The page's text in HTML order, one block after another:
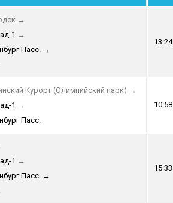
→
1 →
Пасс. →
13:24
Курорт (Олимпийский парк) →
1 →
Пасс.
10:58
1 →
Пасс. →
15:33